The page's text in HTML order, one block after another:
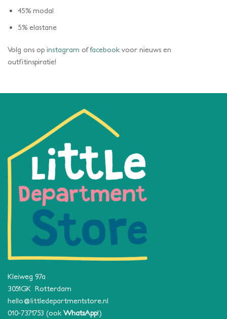
45% modal
5% elastane
Volg ons op instagram offacebook voor nieuws en
outfitinspiratie!
Kleiweg 97a
3051GK Rotterdam
hello@littledepartmentstore.nl
010-7371753 (ookWhatsApp!)